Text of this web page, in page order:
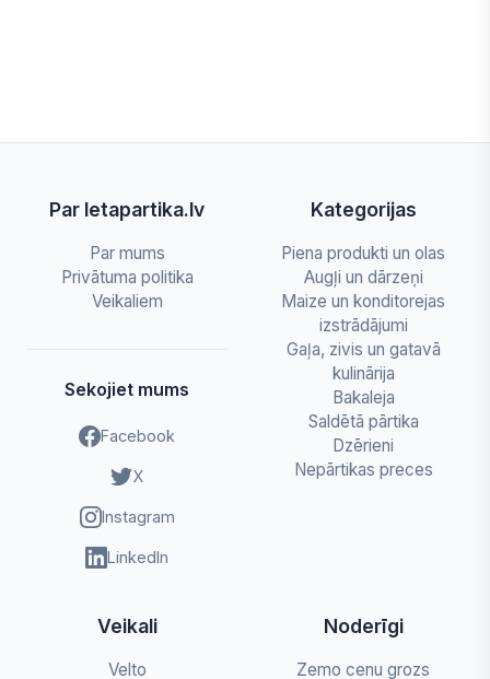
Par letapartika.lv
Par mums
Privātuma politika
Veikaliem
Sekojiet mums
Facebook
X
Instagram
LinkedIn
Kategorijas
Piena produkti un olas
Augļi un dārzeņi
Maize un konditorejas
izstrādājumi
Gaļa, zivis un gatavā
kulinārija
Bakaleja
Saldētā pārtika
Dzērieni
Nepārtikas preces
Veikali
Velto
Noderīgi
Zemo cenu grozs